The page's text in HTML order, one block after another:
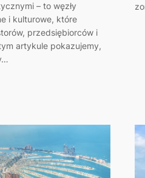
– to węzły
i kulturowe, które
przedsiębiorców i
artykule pokazujemy,